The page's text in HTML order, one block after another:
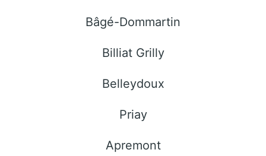
Bâgé-Dommartin
Billiat Grilly
Belleydoux
Priay
Apremont